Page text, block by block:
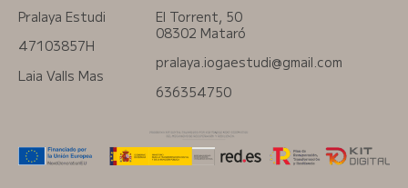
Pralaya Estudi
47103857H
Laia Valls Mas
El Torrent, 50
08302 Mataró
pralaya.iogaestudi@gmail.com
636354750